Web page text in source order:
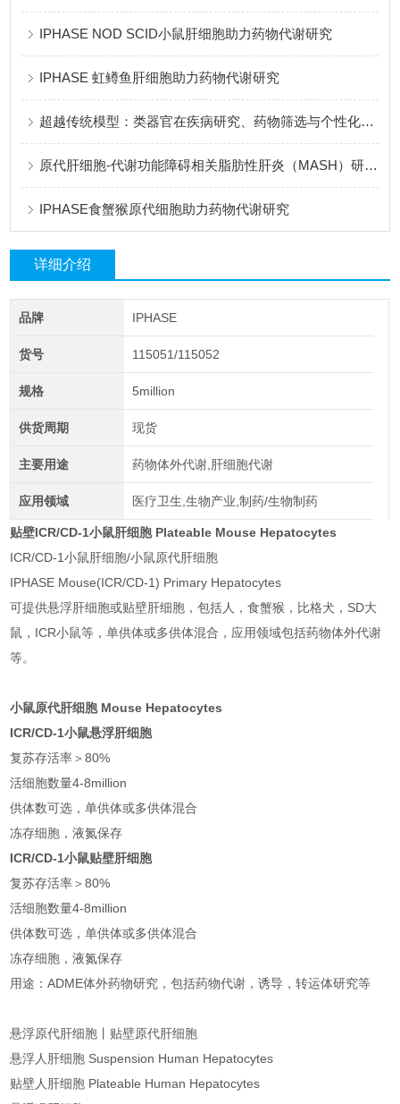
IPHASE NOD SCID小鼠肝细胞助力药物代谢研究
IPHASE 虹鳟鱼肝细胞助力药物代谢研究
超越传统模型：类器官在疾病研究、药物筛选与个性化治疗中的全景应用
原代肝细胞-代谢功能障碍相关脂肪性肝炎（MASH）研究的核心模型
IPHASE食蟹猴原代细胞助力药物代谢研究
详细介绍
品牌 IPHASE
货号 115051/115052
规格 5million
供货周期 现货
主要用途 药物体外代谢,肝细胞代谢
应用领域 医疗卫生,生物产业,制药/生物制药
贴壁ICR/CD-1小鼠肝细胞Plateable Mouse Hepatocytes
ICR/CD-1小鼠肝细胞/小鼠原代肝细胞
IPHASE Mouse(ICR/CD-1) Primary Hepatocytes
可提供悬浮肝细胞或贴壁肝细胞，包括人，食蟹猴，比格犬，SD大
鼠，ICR小鼠等，单供体或多供体混合，应用领域包括药物体外代谢
等。
小鼠原代肝细胞 Mouse Hepatocytes
ICR/CD-1小鼠悬浮肝细胞
复苏存活率＞80%
活细胞数量4-8million
供体数可选，单供体或多供体混合
冻存细胞，液氮保存
ICR/CD-1小鼠贴壁肝细胞
复苏存活率＞80%
活细胞数量4-8million
供体数可选，单供体或多供体混合
冻存细胞，液氮保存
用途：ADME体外药物研究，包括药物代谢，诱导，转运体研究等
悬浮原代肝细胞丨贴壁原代肝细胞
悬浮人肝细胞 Suspension Human Hepatocytes
贴壁人肝细胞 Plateable Human Hepatocytes